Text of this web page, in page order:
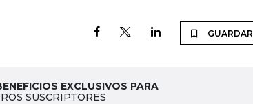
GUARDAR
EXCLUSIVOS PARA
SUSCRIPTORES